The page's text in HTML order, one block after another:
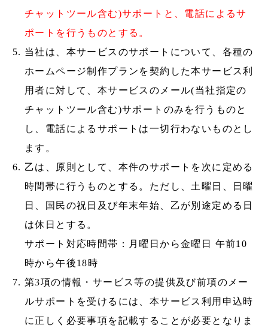
チャットツール含む)サポートと、電話によるサ
ポートを行うものとする。
当社は、本サービスのサポートについて、各種の
ホームページ制作プランを契約した本サービス利
用者に対して、本サービスのメール(当社指定の
チャットツール含む)サポートのみを行うものと
し、電話によるサポートは一切行わないものとし
ます。
乙は、原則として、本件のサポートを次に定める
時間帯に行うものとする。ただし、土曜日、日曜
日、国民の祝日及び年末年始、乙が別途定める日
は休日とする。
サポート対応時間帯：月曜日から金曜日 午前10
時から午後18時
第3項の情報・サービス等の提供及び前項のメー
ルサポートを受けるには、本サービス利用申込時
に正しく必要事項を記載することが必要となりま